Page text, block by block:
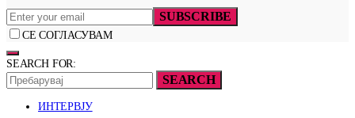
SUBSCRIBE
СЕ СОГЛАСУВАМ
SEARCH FOR:
SEARCH
ИНТЕРВЈУ